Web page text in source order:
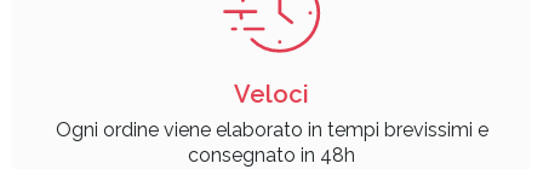
Veloci
Ogni ordine viene elaborato in tempi brevissimi e
consegnato in 48h